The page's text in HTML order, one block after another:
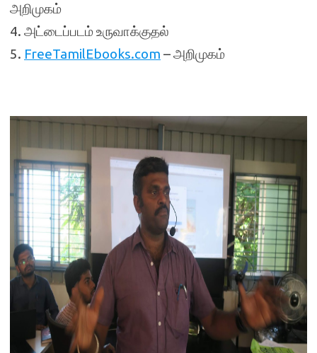
அறிமுகம்
4. அட்டைப்படம் உருவாக்குதல்
5. FreeTamilEbooks.com – அறிமுகம்